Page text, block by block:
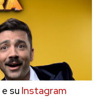
e su Instagram